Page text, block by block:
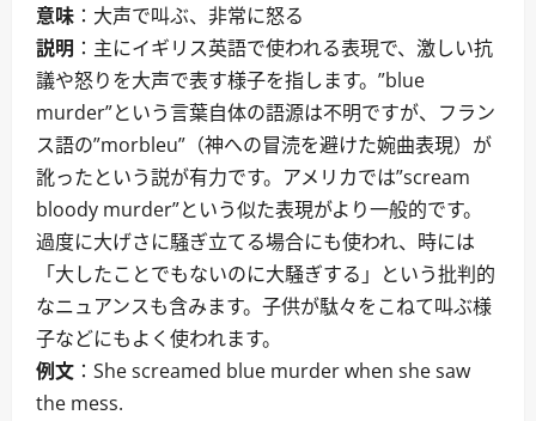
意味 ：大声で叫ぶ、非常に怒る
説明 ：主にイギリス英語で使われる表現で、激しい抗
議や怒りを大声で表す様子を指します。”blue
murder”という言葉自体の語源は不明ですが、フラン
ス語の”morbleu”（神への冒涜を避けた婉曲表現）が
訛ったという説が有力です。アメリカでは”scream
bloody murder”という似た表現がより一般的です。
過度に大げさに騒ぎ立てる場合にも使われ、時には
「大したことでもないのに大騒ぎする」という批判的
なニュアンスも含みます。子供が駄々をこねて叫ぶ様
子などにもよく使われます。
例文 ：She screamed blue murder when she saw
the mess.